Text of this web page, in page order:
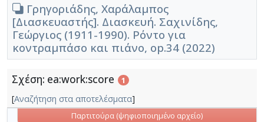
Γρηγοριάδης, Χαράλαμπος
[Διασκευαστής]. Διασκευή. Σαχινίδης,
Γεώργιος (1911-1990). Ρόντο για
κοντραμπάσο και πιάνο, op.34 (2022)
Σχέση: ea:work:score 1
[Αναζήτηση στα αποτελέσματα]
Παρτιτούρα (ψηφιοποιημένο αρχείο)